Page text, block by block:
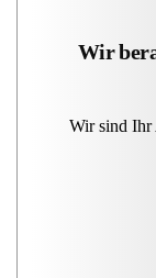
Wir
Wir sind Ihr